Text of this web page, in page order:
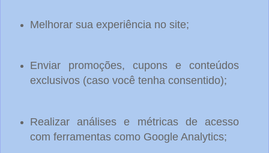
Melhorar sua experiência no site;
Enviar promoções, cupons e conteúdos
exclusivos (caso você tenha consentido);
Realizar análises e métricas de acesso
com ferramentas como Google Analytics;